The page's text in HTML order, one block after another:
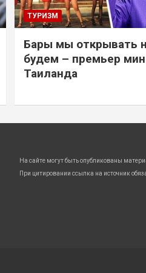
ТУРИЗМ
Бары мы открывать
будем – премьер
Таиланда
На сайте могут быть опубликованы
При цитировании ссылка на источник